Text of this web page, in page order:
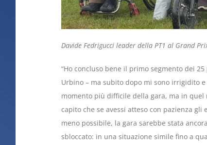
Davide Fedrigucci leader della PT1 al Grand
“Ho concluso bene il primo segmento dei
Urbino – ma subito dopo mi sono irrigidito
momento più difficile della gara, ma in
capito che se avessi atteso con pazienza
meno possibile, la gara sarebbe stata
sbloccato: in una situazione simile fino a